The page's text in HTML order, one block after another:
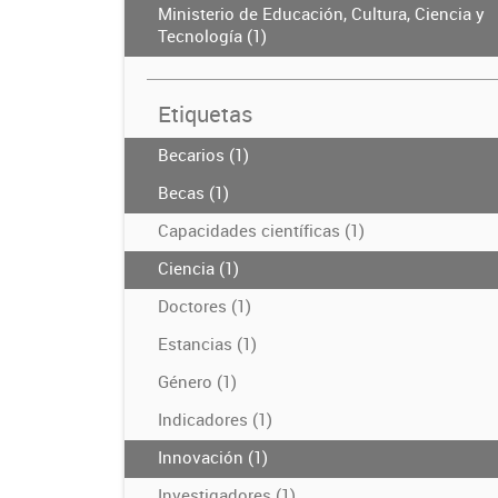
Ministerio de Educación, Cultura, Ciencia y
Tecnología (1)
Etiquetas
Becarios (1)
Becas (1)
Capacidades científicas (1)
Ciencia (1)
Doctores (1)
Estancias (1)
Género (1)
Indicadores (1)
Innovación (1)